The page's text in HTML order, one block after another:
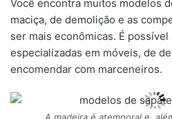
Você encontra muitos modelos
maciça, de demolição e as
ser mais econômicas. É
especializadas em móveis, de
encomendar com marceneiros.